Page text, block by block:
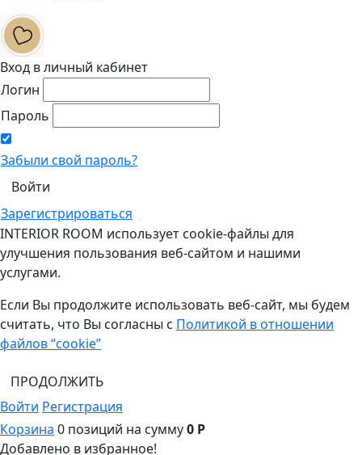
Вход в личный кабинет
Логин
Пароль
Забыли свой пароль?
Зарегистрироваться
INTERIOR ROOM использует cookie-файлы для
улучшения пользования веб-сайтом и нашими
услугами.
Если Вы продолжите использовать веб-сайт, мы будем
считать, что Вы согласны с Политикой в отношении
файлов “cookie”
ПРОДОЛЖИТЬ
Войти Регистрация
Корзина 0 позиций на сумму0 Р
Добавлено в избранное!